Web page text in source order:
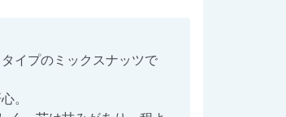
イプのミックスナッツで
。